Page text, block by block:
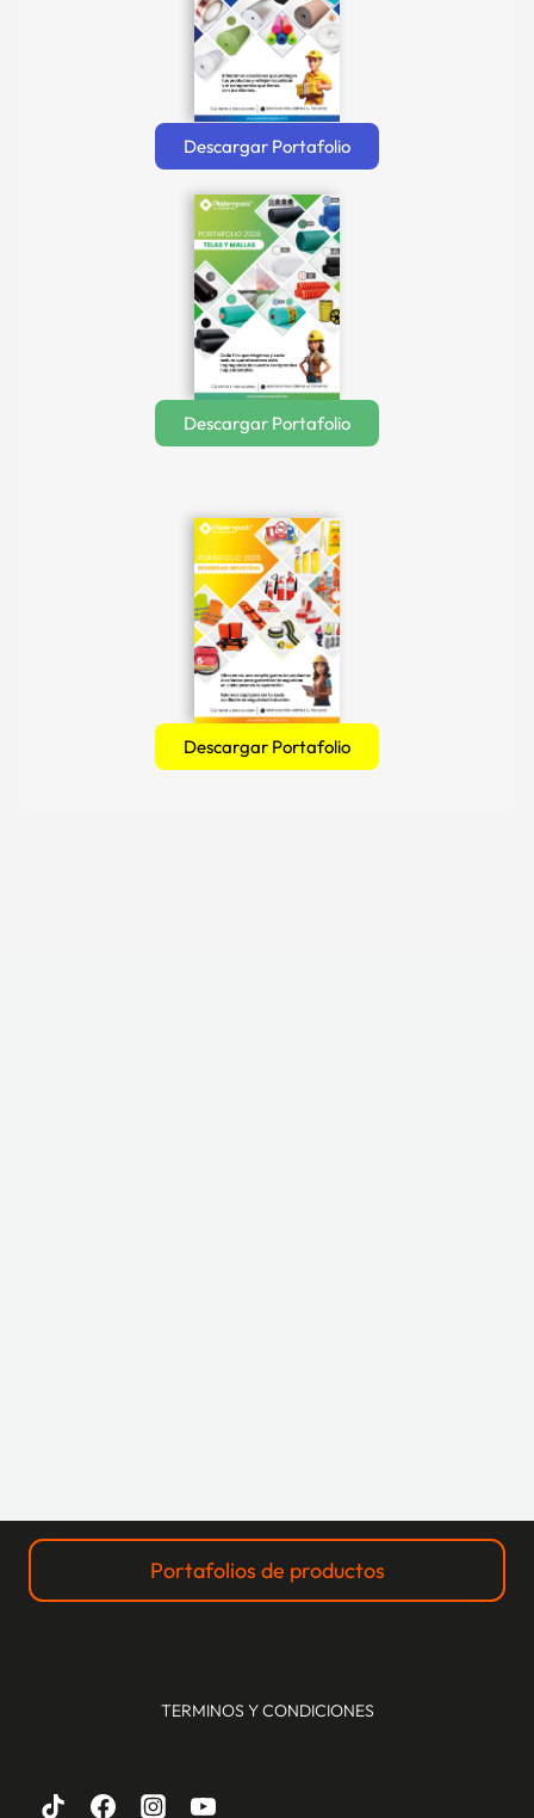
Descargar Portafolio
Descargar Portafolio
Descargar Portafolio
Portafolios de productos
TERMINOS Y CONDICIONES